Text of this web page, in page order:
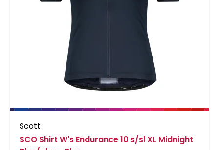
Scott
SCO Shirt W's Endurance 10 s/sl XL Midnight